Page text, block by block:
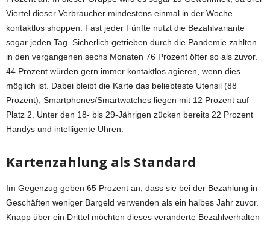
Viertel dieser Verbraucher mindestens einmal in der Woche
kontaktlos shoppen. Fast jeder Fünfte nutzt die Bezahlvariante
sogar jeden Tag. Sicherlich getrieben durch die Pandemie zahlten
in den vergangenen sechs Monaten 76 Prozent öfter so als zuvor.
44 Prozent würden gern immer kontaktlos agieren, wenn dies
möglich ist. Dabei bleibt die Karte das beliebteste Utensil (88
Prozent), Smartphones/Smartwatches liegen mit 12 Prozent auf
Platz 2. Unter den 18- bis 29-Jährigen zücken bereits 22 Prozent
Handys und intelligente Uhren.
Kartenzahlung als Standard
Im Gegenzug geben 65 Prozent an, dass sie bei der Bezahlung in
Geschäften weniger Bargeld verwenden als ein halbes Jahr zuvor.
Knapp über ein Drittel möchten dieses veränderte Bezahlverhalten